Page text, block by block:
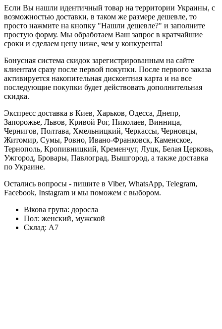
Если Вы нашли идентичный товар на территории Украины, с
возможностью доставки, в таком же размере дешевле, то
просто нажмите на кнопку "Нашли дешевле?" и заполните
простую форму. Мы обработаем Ваш запрос в кратчайшие
сроки и сделаем цену ниже, чем у конкурента!
Бонусная система скидок зарегистрированным на сайте
клиентам сразу после первой покупки. После первого заказа
активируется накопительная дисконтная карта и на все
последующие покупки будет действовать дополнительная
скидка.
Экспресс доставка в Киев, Харьков, Одесса, Днепр,
Запорожье, Львов, Кривой Рог, Николаев, Винница,
Чернигов, Полтава, Хмельницкий, Черкассы, Черновцы,
Житомир, Сумы, Ровно, Ивано-Франковск, Каменское,
Тернополь, Кропивницкий, Кременчуг, Луцк, Белая Церковь,
Ужгород, Бровары, Павлоград, Вышгород, а также доставка
по Украине.
Остались вопросы - пишите в Viber, WhatsApp, Telegram,
Facebook, Instagram и мы поможем с выбором.
Вікова група: доросла
Пол: женский, мужской
Склад: А7